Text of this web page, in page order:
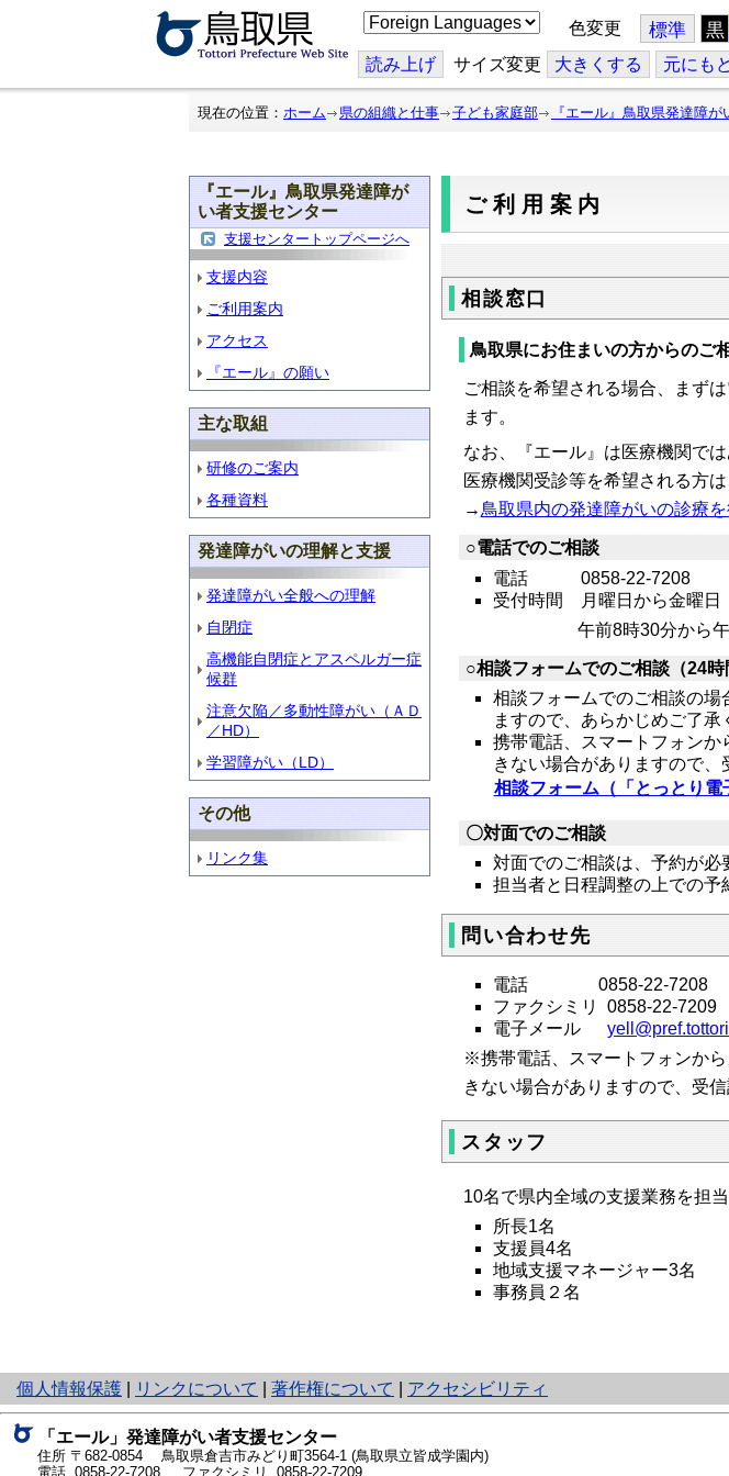
こ
の
ジ
を
翻
色変更 標準 黒
読み上げ サイズ変更 大きくする 元にも
現在の位置： ホーム 県の組織と仕事 子ども家庭部 『エール』鳥取県発達障
『エール』鳥取県発達障が
い者支援センター
支援センタートップページへ
支援内容
ご利用案内
アクセス
『エール』の願い
主な取組
研修のご案内
各種資料
発達障がいの理解と支援
発達障がい全般への理解
自閉症
高機能自閉症とアスペルガー症
候群
注意欠陥／多動性障がい（ＡＤ
／HD）
学習障がい（LD）
その他
リンク集
ご利用案内
相談窓口
鳥取県にお住まいの方からのご
ご相談を希望される場合、まず
ます。
なお、『エール』は医療機関で
医療機関受診等を希望される方
→ 鳥取県内の発達障がいの診療
○電話でのご相談
電話 0858-22-7208
受付時間 月曜日から金曜日
午前8時30分から午後5
○相談フォームでのご相談（24時
相談フォームでのご相談の場
ますので、あらかじめご了承
携帯電話、スマートフォン
きない場合がありますので
相談フォーム（「とっとり
〇対面でのご相談
対面でのご相談は、予約が必
担当者と日程調整の上での予
問い合わせ先
電話 0858-22-7208
ファクシミリ 0858-22-7209
電子メール
※携帯電話、スマートフォンか
きない場合がありますので、受
スタッフ
10名で県内全域の支援業務を担当
所長1名
支援員4名
地域支援マネージャー3名
事務員２名
個人情報保護
と
り
ネ
ッ
ト
リンクについて 著作権について アクセシビリティ
「エール」発達障がい者支援センター
住所 〒682-0854 鳥取県倉吉市みどり町3564-1 (鳥取県立皆成学園内)
電話 0858-22-7208 ファクシミリ 0858-22-7209